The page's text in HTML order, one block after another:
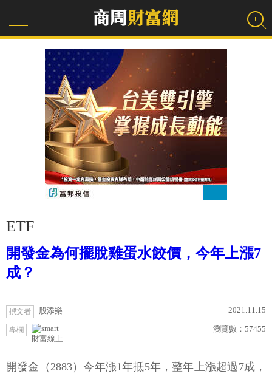
ETF
開發金為何擺脫雞蛋水餃價，今年上漲7
成？
撰文者 股添樂 2021.11.15
專欄
財富線上
瀏覽數： 57455
開發金（2883）今年漲1年抵5年，整年上漲超過7成，